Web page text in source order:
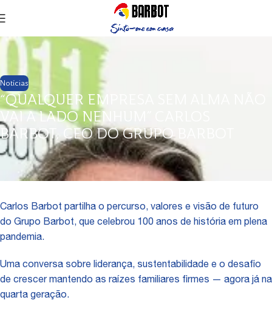
Notícias
“QUALQUER EMPRESA SEM ALMA NÃO
VAI A LADO NENHUM” CARLOS
BARBOT, CEO DO GRUPO BARBOT
Carlos Barbot partilha o percurso, valores e visão de futuro
do Grupo Barbot, que celebrou 100 anos de história em plena
pandemia.
Uma conversa sobre liderança, sustentabilidade e o desafio
de crescer mantendo as raízes familiares firmes — agora já na
quarta geração.